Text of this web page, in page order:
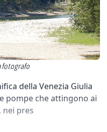
fotografo
della Venezia Giulia
pompe che attingono ai
nei pres